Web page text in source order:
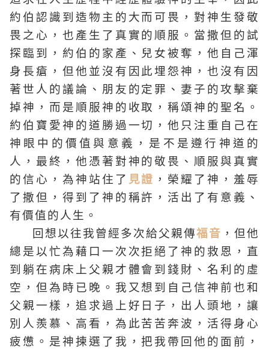
約伯認識到造物主的大而可畏，對神生發敬
畏之心，也產生了真實的順服。當撒但的試
探臨到，約伯的家產、兒女被奪，他自己渾
身長瘡，但他並沒有因此埋怨神，也沒有因
著世人的議論、朋友的定罪、妻子的攻擊棄
掉神，而是順服神的收取，稱頌神的聖名。
約伯寶愛神的道勝過一切，他只注重自己在
神眼中的價值與意義，是不是遵行神道的
人，最終，他憑著對神的敬畏、順服與真實
的信心，為神站住了 見證 ，榮耀了神，羞辱
了撒但，得到了神的稱許，活出了有意義、
有價值的人生。
回想以往我曾經多次給父親傳福音 ，但他
總是以忙為藉口一次次拒絕了神的救恩，直
到躺在病床上父親才體會到錢財、名利的虛
空，但為時已晚。我又想到自己信神前也和
父親一樣，追求過上好日子，出人頭地，讓
別人羨慕、高看，為此苦苦奔波，活得身心
疲憊。是神揀選了我，把我帶回他的面前，